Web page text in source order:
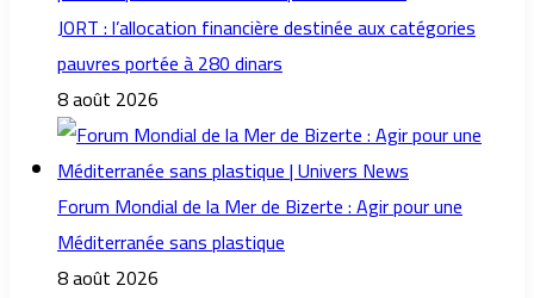
JORT : l’allocation financière destinée aux catégories
pauvres portée à 280 dinars
8 août 2026
Forum Mondial de la Mer de Bizerte : Agir pour une
Méditerranée sans plastique
8 août 2026